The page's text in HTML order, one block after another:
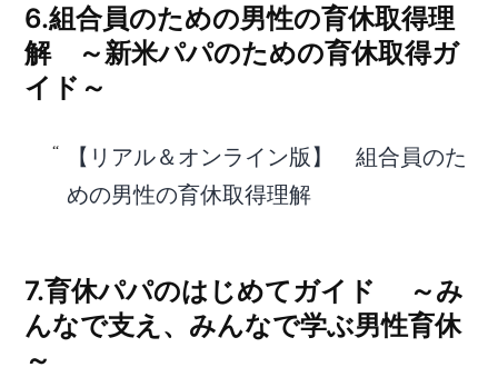
6.組合員のための男性の育休取得理
解 ～新米パパのための育休取得ガ
イド～
【リアル＆オンライン版】 組合員のた
めの男性の育休取得理解
7.育休パパのはじめてガイド ～み
んなで支え、みんなで学ぶ男性育休
～